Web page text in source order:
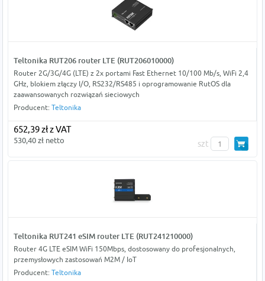
Teltonika RUT206 router LTE (RUT206010000)
Router 2G/3G/4G (LTE) z 2x portami Fast Ethernet 10/100 Mb/s, WiFi 2,4
GHz, blokiem złączy I/O, RS232/RS485 i oprogramowanie RutOS dla
zaawansowanych rozwiązań sieciowych
Producent: Teltonika
652,39 zł z VAT
530,40 zł netto szt
Teltonika RUT241 eSIM router LTE (RUT241210000)
Router 4G LTE eSIM WiFi 150Mbps, dostosowany do profesjonalnych,
przemysłowych zastosowań M2M / IoT
Producent: Teltonika